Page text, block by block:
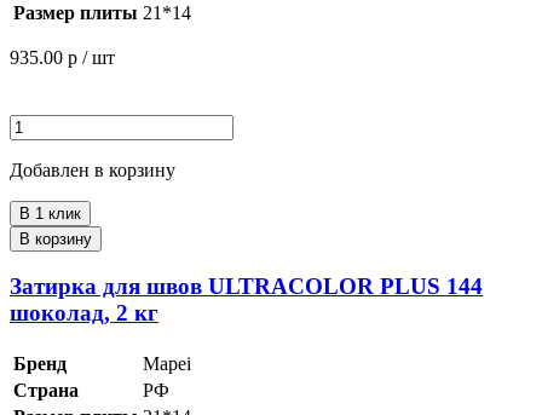
Размер плиты 21*14
935.00 р / шт
Добавлен в корзину
В 1 клик
В корзину
Затирка для швов ULTRACOLOR PLUS 144
шоколад, 2 кг
Бренд
Mapei
Страна
РФ